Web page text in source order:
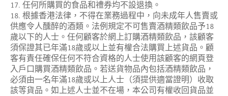
17. 任何所購買的食品和禮券均不設退換。
18. 根據香港法律，不得在業務過程中，向未成年人售賣或
供應令人醺醉的酒類。法例規定不可售賣酒精類飲品予18
歲以下的人士。任何顧客於網上訂購酒精類飲品，該顧客
須保證其已年滿18歲或以上並有權合法購買上述貨品。顧
客有責任確保任何不符合資格的人士使用該顧客的網頁登
入戶口購買酒精類飲品。若送貨物品內包括酒精類飲品，
必須由一名年滿18歲或以上人士（須提供適當證明）收取
該等貨品。如上述人士並不在場，本公司有權收回貨品並